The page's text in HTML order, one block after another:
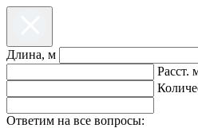
Длина, м
Расст.
Ответим на все вопросы: